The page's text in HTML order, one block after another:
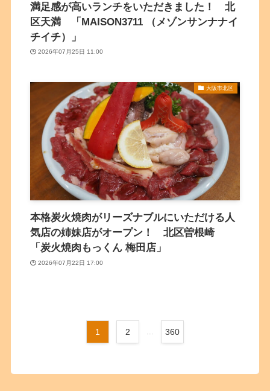
満足感が高いランチをいただきました！ 北
区天満 「MAISON3711 （メゾンサンナナイ
チイチ）」
2026年07月25日 11:00
大阪市北区
本格炭火焼肉がリーズナブルにいただける人
気店の姉妹店がオープン！ 北区曽根崎
「炭火焼肉もっくん 梅田店」
2026年07月22日 17:00
1 2 360